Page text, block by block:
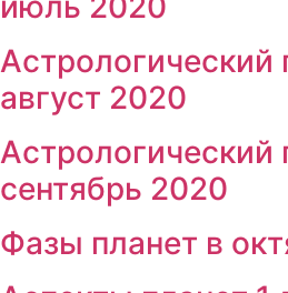
Астрологический
август 2020
Астрологический
сентябрь 2020
Фазы планет в